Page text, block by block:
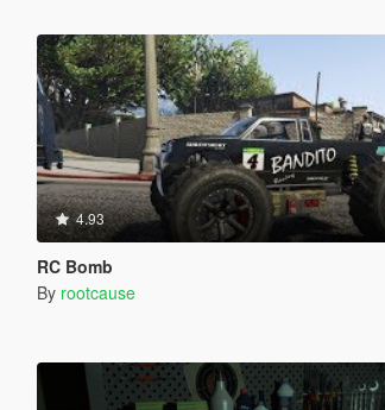
4.93
RC Bomb
By rootcause